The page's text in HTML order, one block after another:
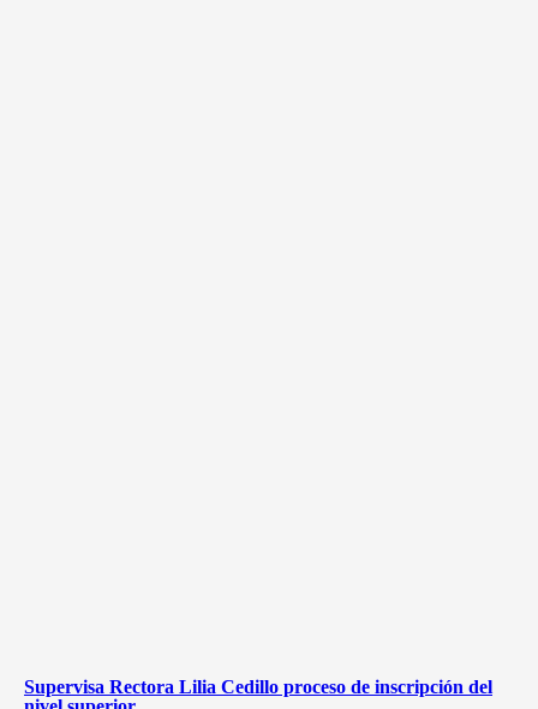
Supervisa Rectora Lilia Cedillo proceso de inscripción del